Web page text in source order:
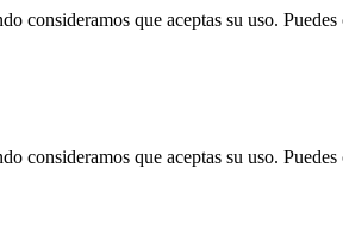
consideramos que aceptas su uso.
consideramos que aceptas su uso.